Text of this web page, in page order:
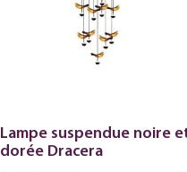
Lampe suspendue noire
dorée Dracera